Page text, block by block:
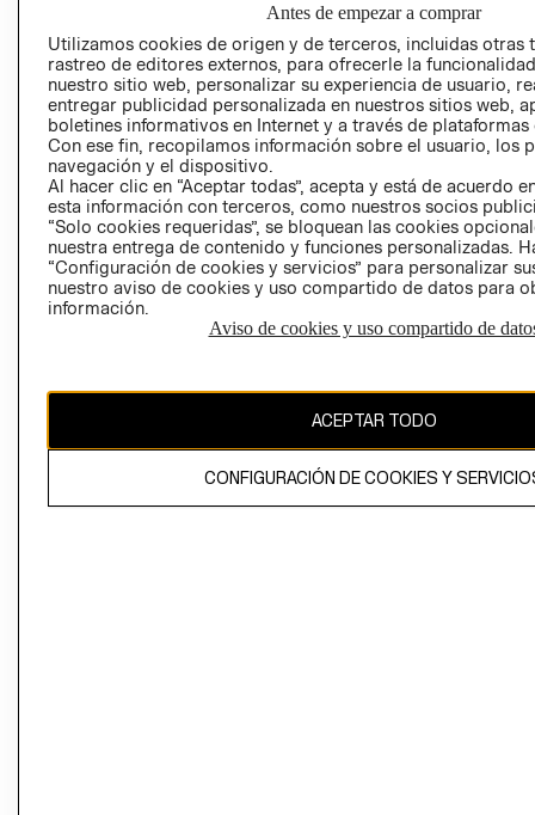
GIFT CARD
AVISO DE
Perú (S/)
CAMBIAR REGIÓN
propiedad de H&M Hennes & Mauritz AB
Antes de empezar a comprar
Utilizamos cookies de origen y de terceros, incluidas otras
rastreo de editores externos, para ofrecerle la
nuestro sitio web, personalizar su experiencia de usuario,
entregar publicidad personalizada en nuestros sitios web,
boletines informativos en Internet y a través de plataformas
Con ese fin, recopilamos información sobre el usuario, los
navegación y el dispositivo.
Al hacer clic en “Aceptar todas”, acepta y está de acuerdo
esta información con terceros, como nuestros socios
“Solo cookies requeridas”, se bloquean las cookies
nuestra entrega de contenido y funciones personalizadas.
“Configuración de cookies y servicios” para personalizar
nuestro aviso de cookies y uso compartido de datos para
información.
Aviso de cookies y uso compartido de
ACEPTAR TODO
CONFIGURACIÓN DE COOKIES Y